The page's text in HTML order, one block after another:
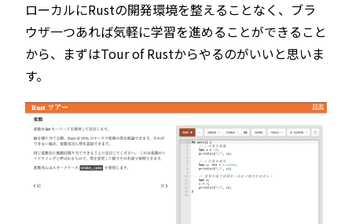
ローカルにRustの開発環境を整えることなく、ブラ
ウザ一つあれば気軽に学習を進めることができること
から、まずはTour of Rustからやるのがいいと思いま
す。